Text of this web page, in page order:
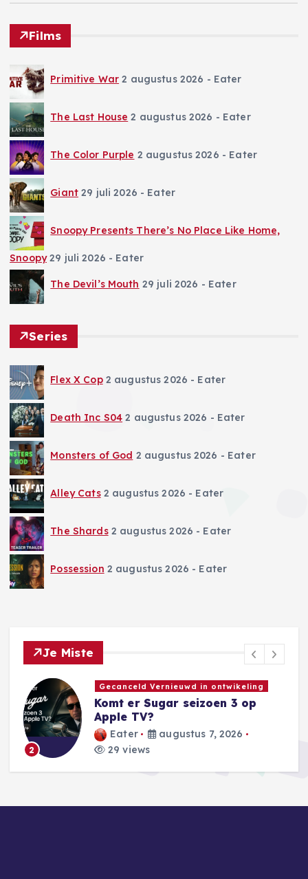
Films
Primitive War 2 augustus 2026 - Eater
The Last House 2 augustus 2026 - Eater
The Color Purple 2 augustus 2026 - Eater
Giant 29 juli 2026 - Eater
Snoopy Presents There’s No Place Like Home,
Snoopy 29 juli 2026 - Eater
The Devil’s Mouth 29 juli 2026 - Eater
Series
Flex X Cop 2 augustus 2026 - Eater
Death Inc S04 2 augustus 2026 - Eater
Monsters of God 2 augustus 2026 - Eater
Alley Cats 2 augustus 2026 - Eater
The Shards 2 augustus 2026 - Eater
Possession 2 augustus 2026 - Eater
Je Miste
3
AI Nieuws
OpenAI heft limieten voor
ChatGPT-berichten op
Eater
augustus 6, 2026
40 views